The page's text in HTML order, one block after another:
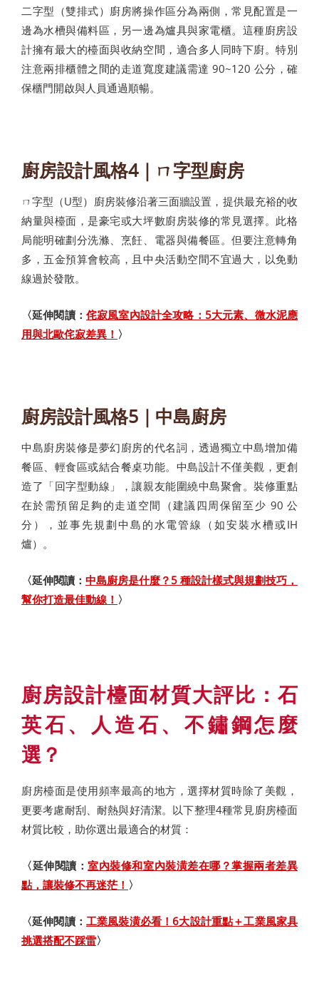
二字型（雙排式）廚房將操作區分為兩側，常見配置是一
邊為水槽與備料區，另一邊為爐具與家電櫃。這種廚房設
計擁有最大的檯面與收納空間，適合多人同時下廚。特別
注意兩排櫃體之間的走道寬度建議需達 90~120 公分，確
保櫃門開啟與人員通過順暢。
廚房設計風格4｜ㄇ字型廚房
ㄇ字型（U型）廚房裝修沿著三面牆設置，提供最充裕的收
納量與檯面，是豪宅或大坪數廚房裝修的常見選擇。此格
局能明確劃分洗滌、烹飪、電器與備餐區。但要注意轉角
多，五金預算會較高，且中央活動空間不宜過大，以免動
線過於發散。
〈延伸閱讀： 侘寂風室內設計全攻略：5大元素、微水泥應
用與北歐侘寂差異！ 〉
廚房設計風格5｜中島廚房
中島廚房裝修是夢幻廚房的代名詞，透過獨立中島增加備
餐區、輕食區或結合餐桌功能。中島設計不僅美觀，更創
造了「回字型動線」，讓親友能圍繞中島聚會。裝修重點
在於需預留足夠的走道空間（建議四周保留至少 90 公
分），並事先規劃中島的水電管線（如安裝水槽或IH
爐）。
〈延伸閱讀： 中島廚房是什麼？5 種設計樣式與規劃技巧，
幫你打造最佳動線！ 〉
廚房設計檯面材質大評比：石
英石、人造石、不鏽鋼怎麼
選？
廚房檯面是使用頻率最高的地方，選擇材質時除了美觀，
更要考慮耐刮、耐熱與好清潔。以下整理4種常見廚房檯面
材質比較，助你選出最適合的材質：
〈延伸閱讀：室內裝修和室內裝潢差在哪？掌握兩者差異
點，讓裝修不再迷茫！ 〉
〈延伸閱讀： 工業風裝潢必看！6大設計重點＋工業風家具
挑選搭配不踩雷〉